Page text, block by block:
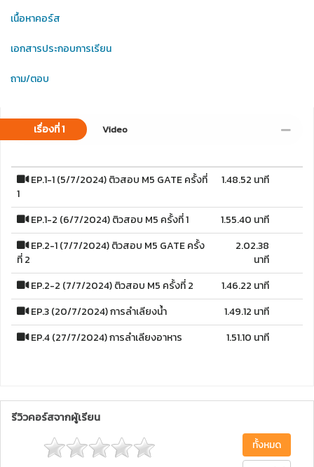
เนื้อหาคอร์ส
เอกสารประกอบการเรียน
ถาม/ตอบ
เรื่องที่ 1 Video
EP.1-1 (5/7/2024) ติวสอบ M5 GATE ครั้งที่
1
1.48.52 นาที
EP.1-2 (6/7/2024) ติวสอบ M5 ครั้งที่ 1
1.55.40 นาที
EP.2-1 (7/7/2024) ติวสอบ M5 GATE ครั้ง
ที่ 2
2.02.38
นาที
EP.2-2 (7/7/2024) ติวสอบ M5 ครั้งที่ 2
1.46.22 นาที
EP.3 (20/7/2024) การลำเลียงน้ำ
1.49.12 นาที
EP.4 (27/7/2024) การลำเลียงอาหาร
1.51.10 นาที
รีวิวคอร์สจากผู้เรียน
ทั้งหมด